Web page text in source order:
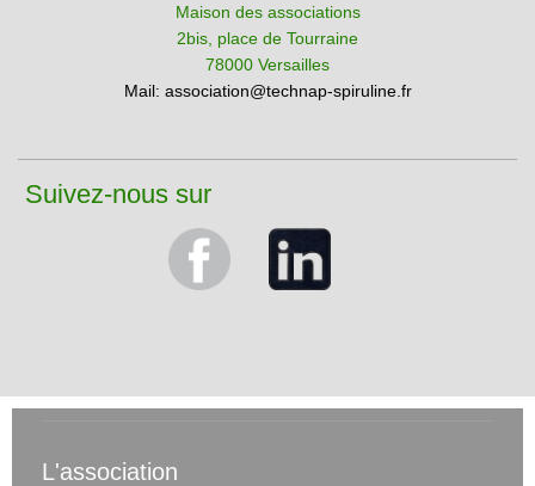
Maison des associations
2bis, place de Tourraine
78000 Versailles
Mail: association@technap-spiruline.fr
Suivez-nous sur
L'association